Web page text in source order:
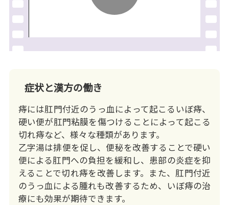
Play
症状と漢方の働き
痔には肛門付近のうっ血によって起こるいぼ痔、
硬い便が肛門粘膜を傷つけることによって起こる
切れ痔など、様々な種類があります。
乙字湯は排便を促し、便秘を改善することで硬い
便による肛門への負担を緩和し、患部の炎症を抑
えることで切れ痔を改善します。また、肛門付近
のうっ血による腫れも改善するため、いぼ痔の治
療にも効果が期待できます。